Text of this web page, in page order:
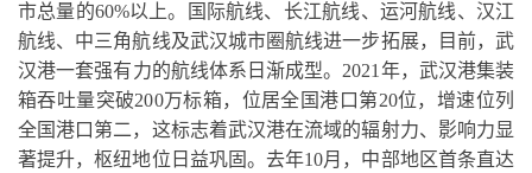
市总量的60%以上。国际航线、长江航线、运河航线、汉江
航线、中三角航线及武汉城市圈航线进一步拓展，目前，武
汉港一套强有力的航线体系日渐成型。2021年，武汉港集装
箱吞吐量突破200万标箱，位居全国港口第20位，增速位列
全国港口第二，这标志着武汉港在流域的辐射力、影响力显
著提升，枢纽地位日益巩固。去年10月，中部地区首条直达